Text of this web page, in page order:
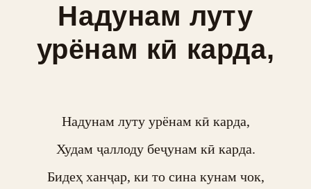
Надунам луту
урёнам кӣ карда,
Надунам луту урёнам кӣ карда,
Худам ҷаллоду беҷунам кӣ карда.
Бидеҳ ханҷар, ки то сина кунам чок,